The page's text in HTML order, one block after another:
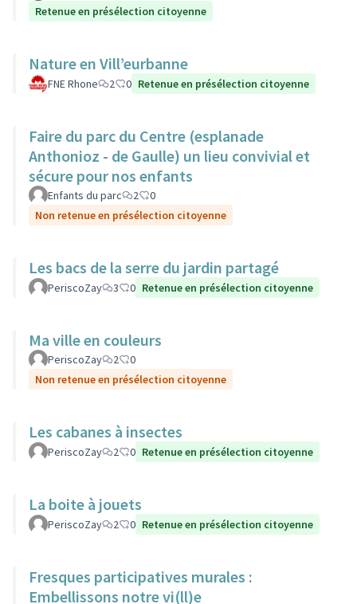
Retenue en présélection citoyenne
Nature en Vill’eurbanne
FNE Rhone 2 0 Retenue en présélection citoyenne
Faire du parc du Centre (esplanade
Anthonioz - de Gaulle) un lieu convivial et
sécure pour nos enfants
Enfants du parc 2
0
Non retenue en présélection citoyenne
Les bacs de la serre du jardin partagé
PeriscoZay 3 0 Retenue en présélection citoyenne
Ma ville en couleurs
PeriscoZay 2
0
Non retenue en présélection citoyenne
Les cabanes à insectes
PeriscoZay 2 0 Retenue en présélection citoyenne
La boite à jouets
PeriscoZay 2 0 Retenue en présélection citoyenne
Fresques participatives murales :
Embellissons notre vi(ll)e